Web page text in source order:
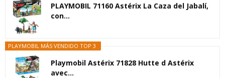
PLAYMOBIL 71160 Astérix La Caza del Jabalí,
con...
PLAYMOBIL MÁS VENDIDO TOP 3
Playmobil Astérix 71828 Hutte d Astérix
avec...